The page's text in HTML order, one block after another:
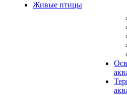
Живые птицы